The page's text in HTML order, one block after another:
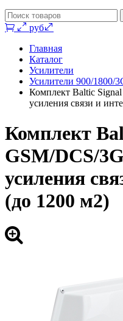
0 руб.
Главная
Каталог
Усилители
Усилители 900/1800/
Комплект Baltic
усиления связи и
Комплект
GSM/DCS/
усиления
(до 1200 м2)